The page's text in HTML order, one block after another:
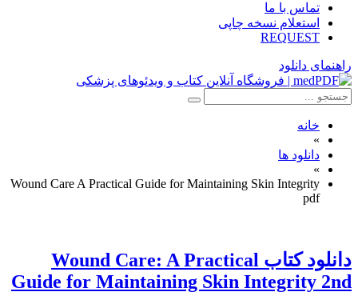
تماس با ما
استعلام نسخه چاپی
REQUEST
راهنمای دانلود
خانه
»
دانلود ها
»
Wound Care A Practical Guide for Maintaining Skin Integrity
pdf
دانلود کتاب Wound Care: A Practical
Guide for Maintaining Skin Integrity 2nd